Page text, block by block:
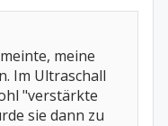
meine
Im Ultraschall
"verstärkte
sie dann zu